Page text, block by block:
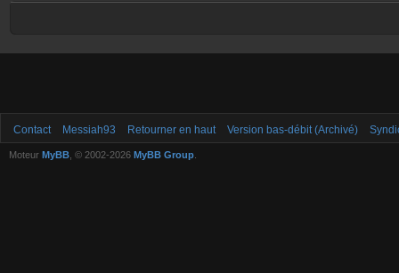
Contact Messiah93 Retourner en haut Version bas-débit (Archivé)
Moteur MyBB , © 2002-2026 MyBB Group